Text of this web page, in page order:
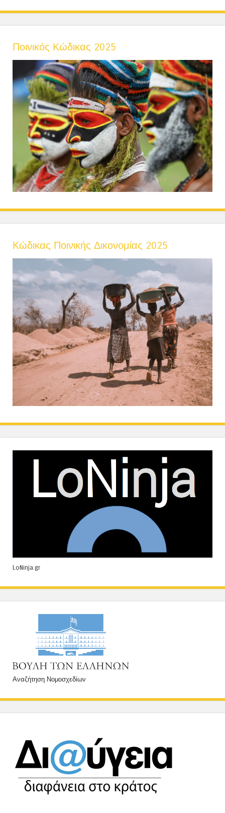
Ποινικός Κώδικας 2025
Κώδικας Ποινικής Δικονομίας 2025
LoNinja.gr
Αναζήτηση Νομοσχεδίων